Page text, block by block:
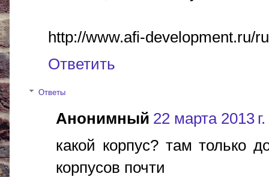
http://www.afi-development.ru/
Ответить
Ответы
Анонимный 22 марта 2013
какой корпус? там только
корпусов почти